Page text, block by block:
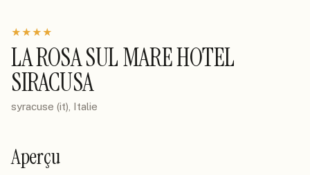
★★★★
LA ROSA SUL MARE HOTEL
SIRACUSA
syracuse (it), Italie
Aperçu